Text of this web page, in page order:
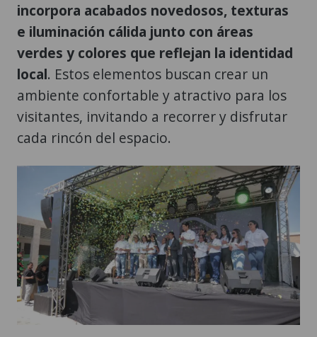
incorpora acabados novedosos, texturas
e iluminación cálida junto con áreas
verdes y colores que reflejan la identidad
local. Estos elementos buscan crear un
ambiente confortable y atractivo para los
visitantes, invitando a recorrer y disfrutar
cada rincón del espacio.